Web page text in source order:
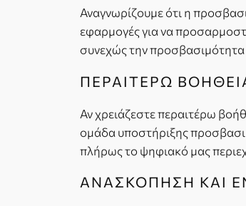
Αναγνωρίζουμε ότι η
εφαρμογές για να
συνεχώς την προσβασιμότητα
ΠΕΡΑΙΤΕΡΩ
Αν χρειάζεστε περαιτέρω
ομάδα υποστήριξης
πλήρως το ψηφιακό μας
ΑΝΑΣΚΟΠΗΣΗ ΚΑΙ